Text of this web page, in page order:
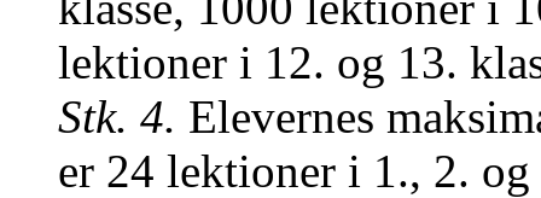
lektioner i 12. og 13.
Stk. 4. Elevernes
er 24 lektioner i 1., 2.